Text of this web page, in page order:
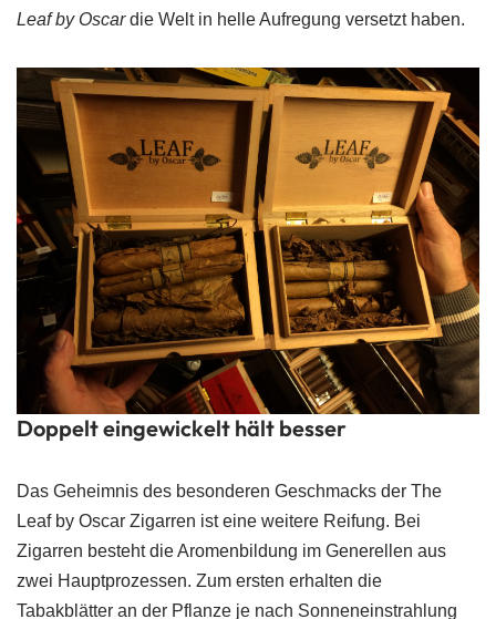
Leaf by Oscardie Welt in helle Aufregung versetzt haben.
Doppelt eingewickelt hält besser
Das Geheimnis des besonderen Geschmacks der The
Leaf by Oscar Zigarren ist eine weitere Reifung. Bei
Zigarren besteht die Aromenbildung im Generellen aus
zwei Hauptprozessen. Zum ersten erhalten die
Tabakblätter an der Pflanze je nach Sonneneinstrahlung